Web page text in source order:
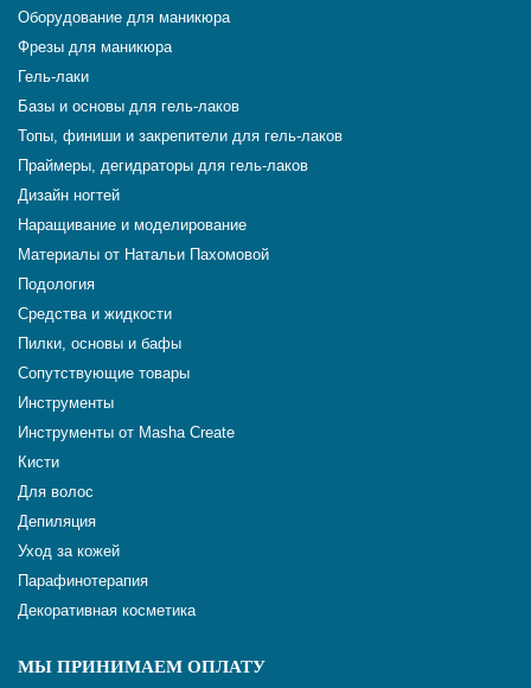
Оборудование для маникюра
Фрезы для маникюра
Гель-лаки
Базы и основы для гель-лаков
Топы, финиши и закрепители для гель-лаков
Праймеры, дегидраторы для гель-лаков
Дизайн ногтей
Наращивание и моделирование
Материалы от Натальи Пахомовой
Подология
Средства и жидкости
Пилки, основы и бафы
Сопутствующие товары
Инструменты
Инструменты от Masha Create
Кисти
Для волос
Депиляция
Уход за кожей
Парафинотерапия
Декоративная косметика
МЫ ПРИНИМАЕМ ОПЛАТУ